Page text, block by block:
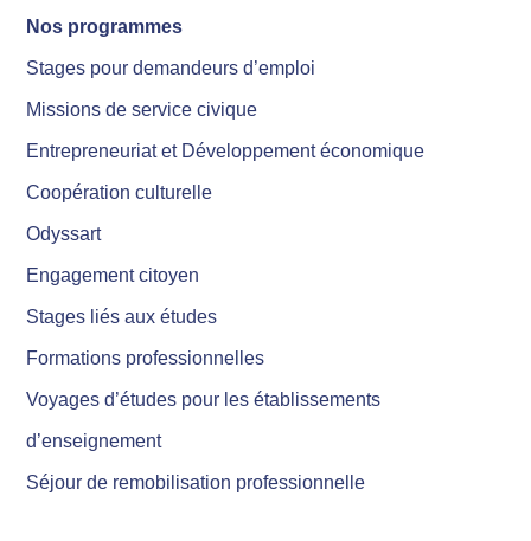
Nos programmes
Stages pour demandeurs d’emploi
Missions de service civique
Entrepreneuriat et Développement économique
Coopération culturelle
Odyssart
Engagement citoyen
Stages liés aux études
Formations professionnelles
Voyages d’études pour les établissements
d’enseignement
Séjour de remobilisation professionnelle